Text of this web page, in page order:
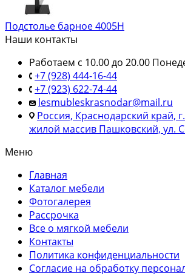
Подстолье барное 4005Н
Наши контакты
Работаем с 10.00 до 20.00
+7 (928) 444-16-44
+7 (923) 622-74-44
lesmubleskrasnodar@mail.ru
Россия, Краснодарский край,
жилой массив Пашковский, ул.
Меню
Главная
Каталог мебели
Фотогалерея
Рассрочка
Все о мягкой мебели
Контакты
Политика конфиденциальности
Согласие на обработку